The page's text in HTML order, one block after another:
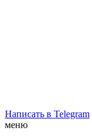
Написать в Telegram
меню